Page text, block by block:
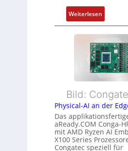
Z
u
s
t
a
n
d
ü
b
e
r
w
a
f
ü
r
m
e
h
r
i
s
t
u
n
g
Weiterlesen:
F
l
e
x
i
b
e
E
t
h
e
r
Bild:
Physical-AI an der
Das
aReady.COM Conga-
mit AMD Ryzen AI
X100 Series
Congatec speziell für